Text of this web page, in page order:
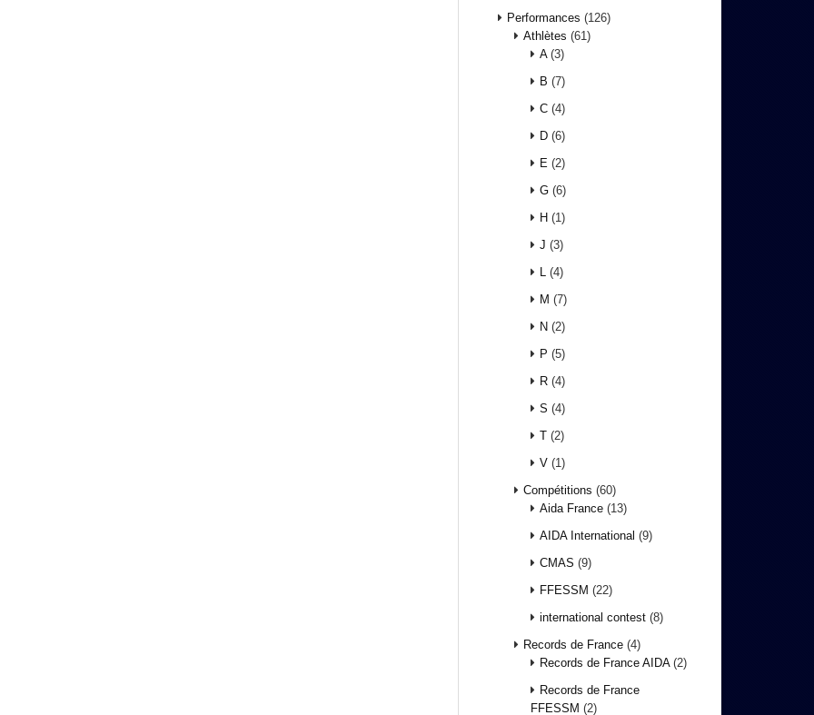
Performances (126)
Athlètes (61)
A(3)
B (7)
C (4)
D (6)
E (2)
G (6)
H (1)
J (3)
L (4)
M (7)
N (2)
P (5)
R (4)
S (4)
T (2)
V (1)
Compétitions (60)
Aida France (13)
AIDA International (9)
CMAS (9)
FFESSM (22)
international contest (8)
Records de France (4)
Records de France AIDA(2)
Records de France
FFESSM (2)